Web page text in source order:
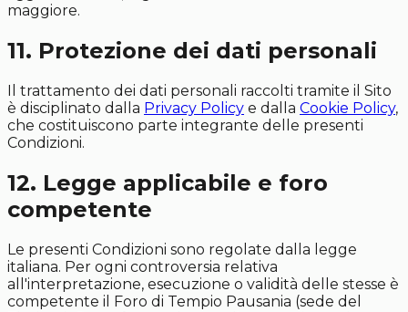
maggiore.
11. Protezione dei dati personali
Il trattamento dei dati personali raccolti tramite il Sito
è disciplinato dalla Privacy Policy e dalla Cookie Policy,
che costituiscono parte integrante delle presenti
Condizioni.
12. Legge applicabile e foro
competente
Le presenti Condizioni sono regolate dalla legge
italiana. Per ogni controversia relativa
all'interpretazione, esecuzione o validità delle stesse è
competente il Foro di Tempio Pausania (sede del